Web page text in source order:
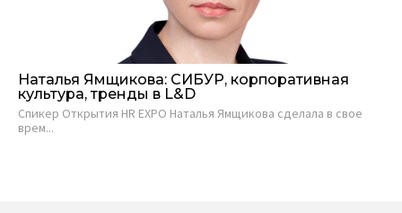
Наталья Ямщикова: СИБУР, корпоративная
культура, тренды в L&D
Спикер Открытия HR EXPO Наталья Ямщикова сделала в свое
врем...